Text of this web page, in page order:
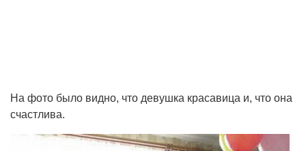
На фото было видно, что девушка красавица и, что она
счастлива.